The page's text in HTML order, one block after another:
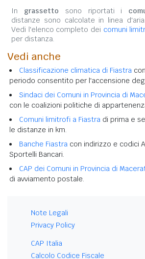
In grassetto sono riportati i
distanze sono calcolate in linea
Vedi l'elenco completo dei comuni
per distanza.
Vedi anche
Classificazione climatica di Fiastra
periodo consentito per l'accensione
Sindaci dei Comuni in Provincia di
con le coalizioni politiche di
Comuni limitrofi a Fiastra di prima e
le distanze in km.
Banche Fiastra con indirizzo e codici
Sportelli Bancari.
CAP dei Comuni in Provincia di
di avviamento postale.
Note Legali
Privacy Policy
CAP Italia
Calcolo Codice Fiscale